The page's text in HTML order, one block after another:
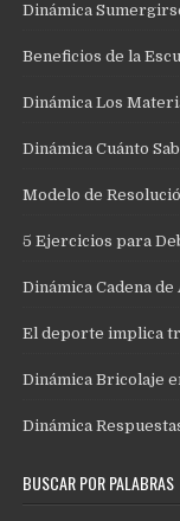
Dinámica
Beneficios de la
Dinámica Los
Dinámica Cuánto
Modelo de
5 Ejercicios para
Dinámica Cadena
El deporte implica
Dinámica Bricolaje
Dinámica
BUSCAR POR PALABRAS